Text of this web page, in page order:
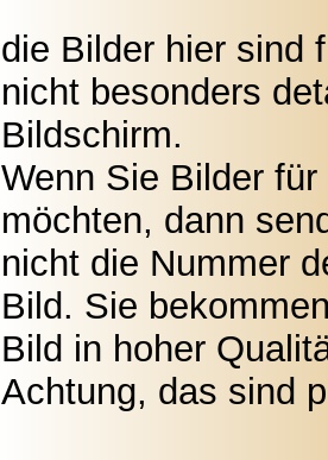
die Bilder hier sind
nicht besonders
Bildschirm.
Wenn Sie Bilder
möchten, dann
nicht die Nummer
Bild. Sie
Bild in hoher
Achtung, das sind